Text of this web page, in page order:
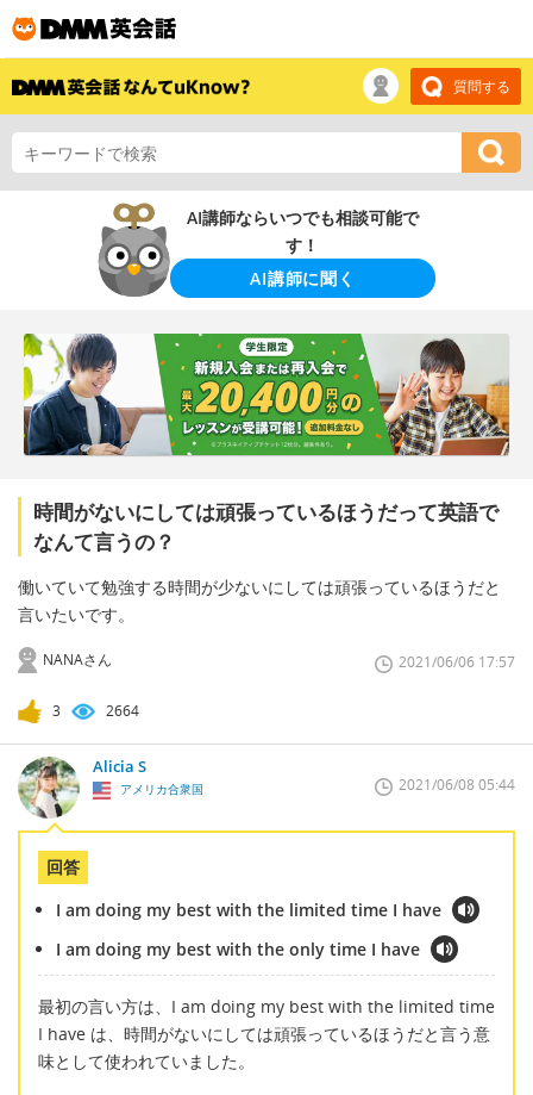
質問する
AI講師ならいつでも相談可能で
す！
AI講師に聞く
時間がないにしては頑張っているほうだって英語で
なんて言うの？
働いていて勉強する時間が少ないにしては頑張っているほうだと
言いたいです。
NANAさん 2021/06/06 17:57
3 2664
Alicia S
アメリカ合衆国 2021/06/08 05:44
回答
I am doing my best with the limited time I have
I am doing my best with the only time I have
最初の言い方は、I am doing my best with the limited time
I have は、時間がないにしては頑張っているほうだと言う意
味として使われていました。